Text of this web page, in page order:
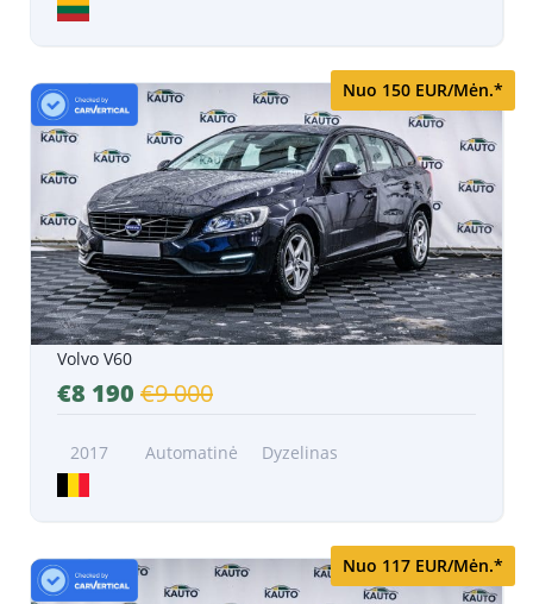
Nuo 150 EUR/Mėn.*
Volvo V60
€8 190 €9 000
2017 Automatinė Dyzelinas
Nuo 117 EUR/Mėn.*